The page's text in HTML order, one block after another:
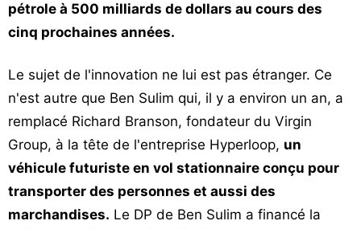
pétrole à 500 milliards de dollars au cours des
cinq prochaines années.
Le sujet de l'innovation ne lui est pas étranger. Ce
n'est autre que Ben Sulim qui, il y a environ un an, a
remplacé Richard Branson, fondateur du Virgin
Group, à la tête de l'entreprise Hyperloop, un
véhicule futuriste en vol stationnaire conçu pour
transporter des personnes et aussi des
marchandises. Le DP de Ben Sulim a financé la